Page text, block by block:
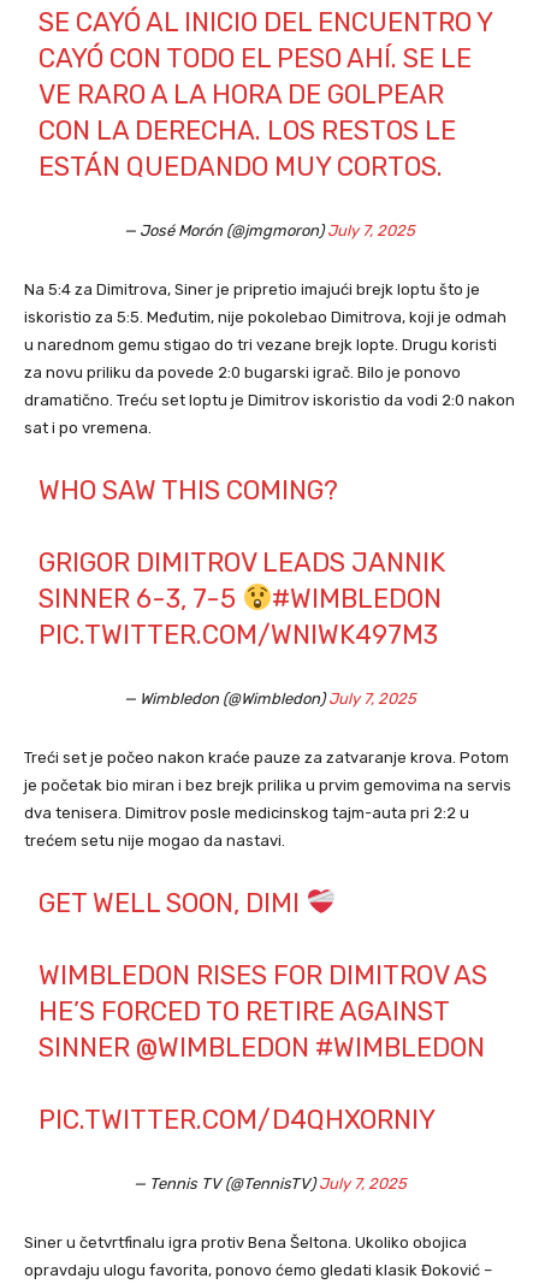
SE CAYÓ AL INICIO DEL ENCUENTRO Y
CAYÓ CON TODO EL PESO AHÍ. SE LE
VE RARO A LA HORA DE GOLPEAR
CON LA DERECHA. LOS RESTOS LE
ESTÁN QUEDANDO MUY CORTOS.
— José Morón (@jmgmoron)July 7, 2025
Na 5:4 za Dimitrova, Siner je pripretio imajući brejk loptu što je
iskoristio za 5:5. Međutim, nije pokolebao Dimitrova, koji je odmah
u narednom gemu stigao do tri vezane brejk lopte. Drugu koristi
za novu priliku da povede 2:0 bugarski igrač. Bilo je ponovo
dramatično. Treću set loptu je Dimitrov iskoristio da vodi 2:0 nakon
sat i po vremena.
WHO SAW THIS COMING?
GRIGOR DIMITROV LEADS JANNIK
SINNER 6-3, 7-5
#WIMBLEDON
PIC.TWITTER.COM/WNIWK497M3
— Wimbledon (@Wimbledon)July 7, 2025
Treći set je počeo nakon kraće pauze za zatvaranje krova. Potom
je početak bio miran i bez brejk prilika u prvim gemovima na servis
dva tenisera. Dimitrov posle medicinskog tajm-auta pri 2:2 u
trećem setu nije mogao da nastavi.
GET WELL SOON, DIMI
WIMBLEDON RISES FOR DIMITROV AS
HE’S FORCED TO RETIRE AGAINST
SINNER @WIMBLEDON #WIMBLEDON
PIC.TWITTER.COM/D4QHXORNIY
— Tennis TV (@TennisTV)July 7, 2025
Siner u četvrtfinalu igra protiv Bena Šeltona. Ukoliko obojica
opravdaju ulogu favorita, ponovo ćemo gledati klasik Đoković –